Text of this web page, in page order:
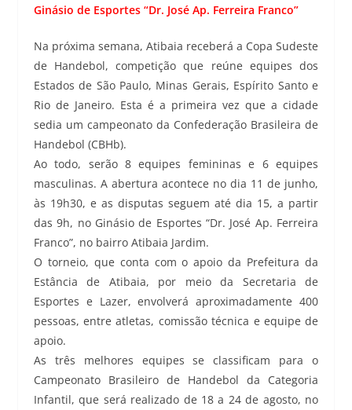
Ginásio de Esportes “Dr. José Ap. Ferreira Franco”
Na próxima semana, Atibaia receberá a Copa Sudeste
de Handebol, competição que reúne equipes dos
Estados de São Paulo, Minas Gerais, Espírito Santo e
Rio de Janeiro. Esta é a primeira vez que a cidade
sedia um campeonato da Confederação Brasileira de
Handebol (CBHb).
Ao todo, serão 8 equipes femininas e 6 equipes
masculinas. A abertura acontece no dia 11 de junho,
às 19h30, e as disputas seguem até dia 15, a partir
das 9h, no Ginásio de Esportes “Dr. José Ap. Ferreira
Franco”, no bairro Atibaia Jardim.
O torneio, que conta com o apoio da Prefeitura da
Estância de Atibaia, por meio da Secretaria de
Esportes e Lazer, envolverá aproximadamente 400
pessoas, entre atletas, comissão técnica e equipe de
apoio.
As três melhores equipes se classificam para o
Campeonato Brasileiro de Handebol da Categoria
Infantil, que será realizado de 18 a 24 de agosto, no